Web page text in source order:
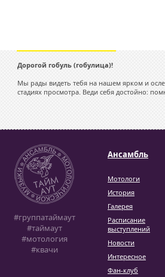
Дорогой гобуль (гобулица)!
Мы рады видеть тебя на нашем ярком и
стадиях просмотра. Веди себя достойно:
#группатаймаут
#таймаут
#мотология
#квачи
Ансамбль
Мотологи
История
Галерея
Расписание
выступлений
Новости
Интересное
Фан-клуб